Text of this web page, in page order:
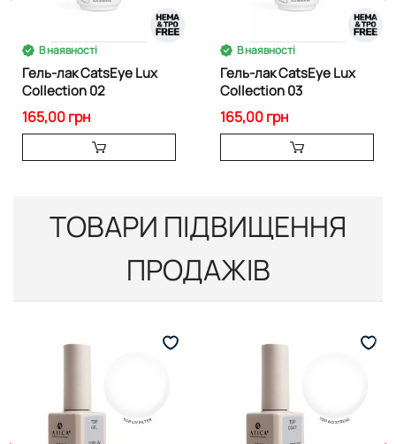
В наявності
Гель-лак CatsEye Lux
Collection 02
165,00 грн
В наявності
Гель-лак CatsEye Lux
Collection 03
165,00 грн
ТОВАРИ ПІДВИЩЕННЯ
ПРОДАЖІВ